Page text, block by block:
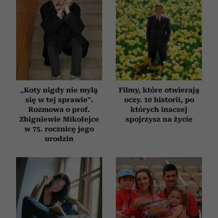
„Koty nigdy nie mylą
się w tej sprawie”.
Rozmowa o prof.
Zbigniewie Mikołejce
w 75. rocznicę jego
urodzin
Filmy, które otwierają
oczy. 10 historii, po
których inaczej
spojrzysz na życie